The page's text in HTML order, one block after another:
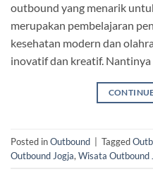
outbound yang menarik
merupakan pembelajaran
kesehatan modern dan
inovatif dan kreatif.
Posted inOutbound Tagged
Outbound Jogja, Wisata Outbound